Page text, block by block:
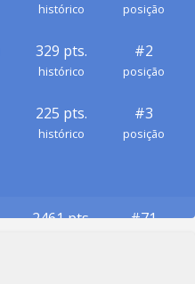
histórico posição
329 pts. #2
histórico posição
225 pts. #3
histórico posição
2461 pts. #71